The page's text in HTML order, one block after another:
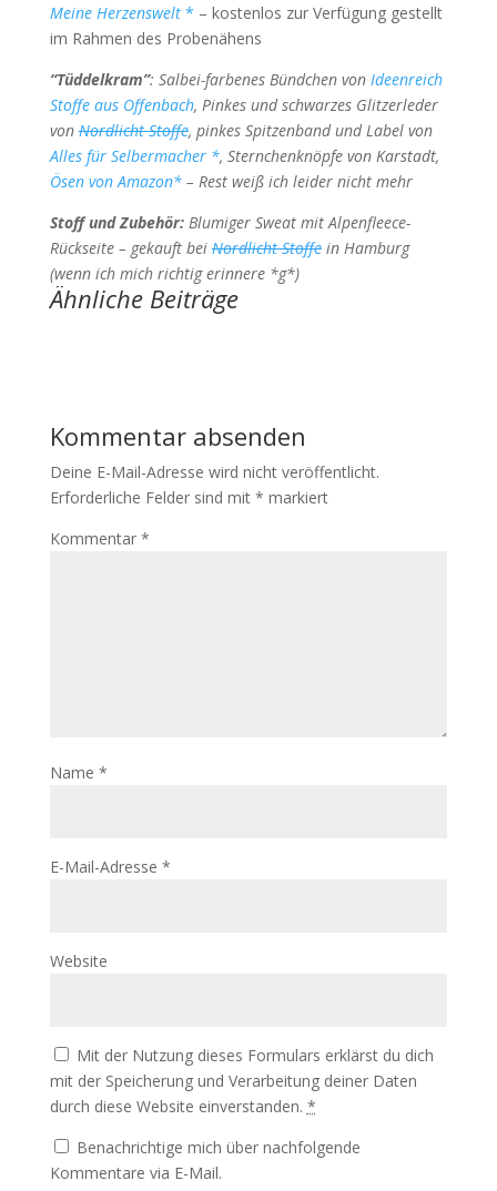
Meine Herzenswelt* – kostenlos zur Verfügung gestellt
im Rahmen des Probenähens
“Tüddelkram”: Salbei-farbenes Bündchen von Ideenreich
Stoffe aus Offenbach, Pinkes und schwarzes Glitzerleder
vonNordlicht Stoffe, pinkes Spitzenband und Label von
Alles für Selbermacher *, Sternchenknöpfe von Karstadt,
Ösen von Amazon*– Rest weiß ich leider nicht mehr
Stoff und Zubehör:Blumiger Sweat mit Alpenfleece-
Rückseite – gekauft beiNordlicht Stoffein Hamburg
(wenn ich mich richtig erinnere *g*)
Ähnliche Beiträge
Kommentar absenden
Deine E-Mail-Adresse wird nicht veröffentlicht.
Erforderliche Felder sind mit * markiert
Kommentar *
Name *
E-Mail-Adresse *
Website
Mit der Nutzung dieses Formulars erklärst du dich
mit der Speicherung und Verarbeitung deiner Daten
durch diese Website einverstanden. *
Benachrichtige mich über nachfolgende
Kommentare via E-Mail.